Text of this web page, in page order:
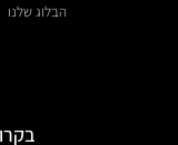
הבלוג שלנו